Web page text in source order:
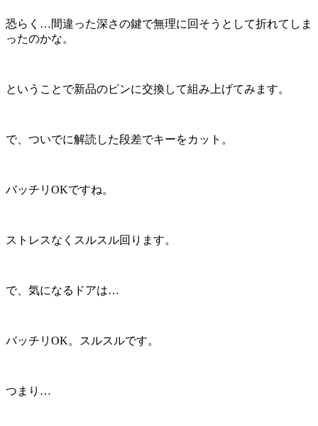
恐らく…間違った深さの鍵で無理に回そうとして折れてしま
ったのかな。
ということで新品のピンに交換して組み上げてみます。
で、ついでに解読した段差でキーをカット。
バッチリOKですね。
ストレスなくスルスル回ります。
で、気になるドアは…
バッチリOK。スルスルです。
つまり…